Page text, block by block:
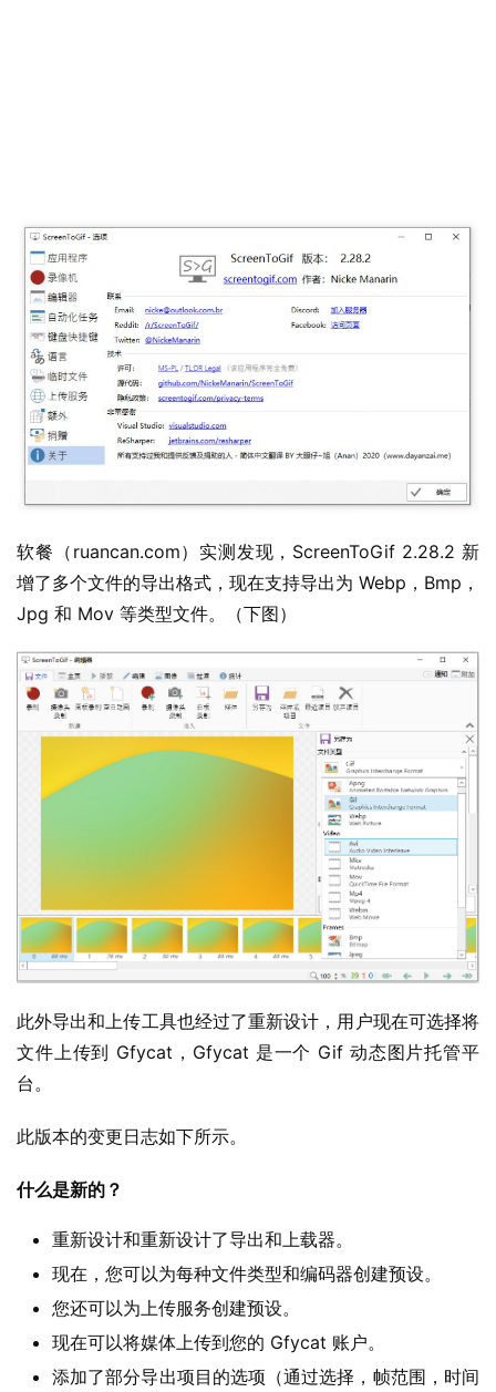
业
界
i
1
W
软餐（ruancan.com）实测发现，ScreenToGif 2.28.2 新
增了多个文件的导出格式，现在支持导出为 Webp，Bmp，
Jpg 和 Mov 等类型文件。（下图）
此外导出和上传工具也经过了重新设计，用户现在可选择将
文件上传到 Gfycat，Gfycat 是一个 Gif 动态图片托管平
台。
此版本的变更日志如下所示。
什么是新的？
重新设计和重新设计了导出和上载器。
现在，您可以为每种文件类型和编码器创建预设。
您还可以为上传服务创建预设。
现在可以将媒体上传到您的 Gfycat 账户。
添加了部分导出项目的选项（通过选择，帧范围，时间